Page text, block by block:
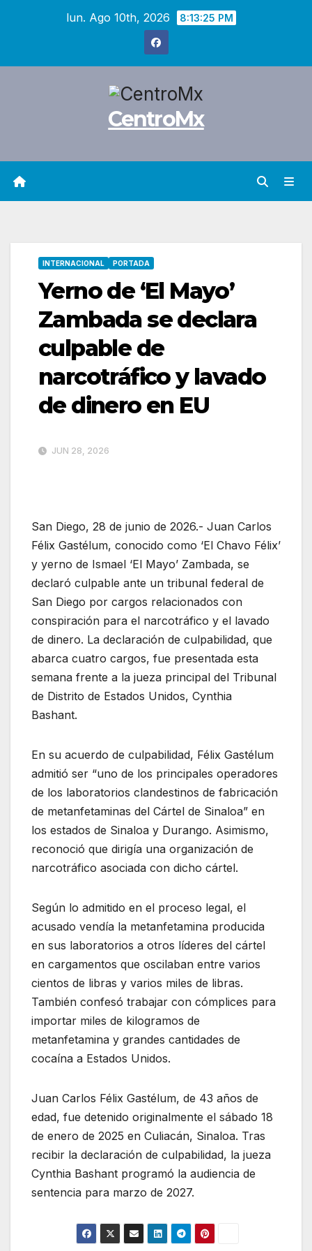
lun. Ago 10th, 2026 8:13:26 PM
CentroMx
INTERNACIONAL PORTADA
Yerno de ‘El Mayo’
Zambada se declara
culpable de
narcotráfico y lavado
de dinero en EU
JUN 28, 2026
San Diego, 28 de junio de 2026.- Juan Carlos
Félix Gastélum, conocido como ‘El Chavo Félix’
y yerno de Ismael ‘El Mayo’ Zambada, se
declaró culpable ante un tribunal federal de
San Diego por cargos relacionados con
conspiración para el narcotráfico y el lavado
de dinero. La declaración de culpabilidad, que
abarca cuatro cargos, fue presentada esta
semana frente a la jueza principal del Tribunal
de Distrito de Estados Unidos, Cynthia
Bashant.
En su acuerdo de culpabilidad, Félix Gastélum
admitió ser “uno de los principales operadores
de los laboratorios clandestinos de fabricación
de metanfetaminas del Cártel de Sinaloa” en
los estados de Sinaloa y Durango. Asimismo,
reconoció que dirigía una organización de
narcotráfico asociada con dicho cártel.
Según lo admitido en el proceso legal, el
acusado vendía la metanfetamina producida
en sus laboratorios a otros líderes del cártel
en cargamentos que oscilaban entre varios
cientos de libras y varios miles de libras.
También confesó trabajar con cómplices para
importar miles de kilogramos de
metanfetamina y grandes cantidades de
cocaína a Estados Unidos.
Juan Carlos Félix Gastélum, de 43 años de
edad, fue detenido originalmente el sábado 18
de enero de 2025 en Culiacán, Sinaloa. Tras
recibir la declaración de culpabilidad, la jueza
Cynthia Bashant programó la audiencia de
sentencia para marzo de 2027.